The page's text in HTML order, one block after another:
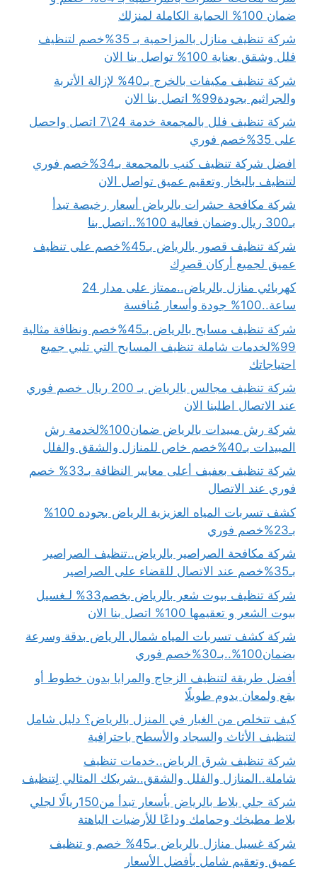
ضمان 100% الحماية الكاملة لمنزلك
شركة تنظيف منازل بالمزاحمية بـ 35%خصم لتنظيف
فلل وشقق بعناية 100% تواصل بنا الان
شركة تنظيف مكيفات بالخرج بـ40% لإزالة الأتربة
والجراثيم بجودة99% اتصل بنا الان
شركة تنظيف فلل بالمجمعة خدمة 24\7 اتصل واحصل
على 35%خصم فوري
افضل شركة تنظيف كنب بالمجمعة بـ34%خصم فوري
لتنظيف بالبخار وتعقيم عميق تواصل الان
شركة مكافحة حشرات بالرياض أسعار رخيصة تبدأ
بـ300 ريال وضمان فعالية 100%..اتصل بنا
شركة تنظيف قصور بالرياض بـ45%خصم على تنظيف
عميق لجميع أركان قصرِك
كهربائي منازل بالرياض..ممتاز على مدار 24
ساعة..100% جودة وأسعار مُنافسة
شركة تنظيف مسابح بالرياض بـ45%خصم ونظافة مثالية
99%لخدمات شاملة تنظيف المسابح التي تلبي جميع
احتياجاتك
شركة تنظيف مجالس بالرياض بـ 200 ريال خصم فوري
عند الاتصال اطلبنا الان
شركة رش مبيدات بالرياض ضمان100%لخدمة رش
المبيدات بـ40%خصم خاص للمنازل والشقق والفلل
شركة تنظيف بعفيف أعلى معايير النظافة بـ33% خصم
فوري عند الاتصال
كشف تسربات المياه العزيزية الرياض بجوده 100%
بـ23%خصم فوري
شركة مكافحة الصراصير بالرياض..تنظيف الصراصير
بـ35%خصم عند الاتصال للقضاء على الصراصير
شركة تنظيف بيوت شعر بالرياض بخصم33% لـغسيل
بيوت الشعر و تعقيمها 100% اتصل بنا الان
شركة كشف تسربات المياه شمال الرياض بدقة وسرعة
بضمان100%..بـ30%خصم فوري
أفضل طريقة لتنظيف الزجاج والمرايا بدون خطوط أو
بقع ولمعان يدوم طويلًا
كيف تتخلص من الغبار في المنزل بالرياض؟ دليل شامل
لتنظيف الأثاث والسجاد والأسطح باحترافية
شركة تنظيف شرق الرياض..خدمات تنظيف
شاملة..المنازل والفلل والشقق..شريكك المثالي لِتنظيف
شركة جلي بلاط بالرياض بأسعار تبدأ من150ريالًا لجلي
بلاط مطبخك وحمامك وداعًا للأرضيات الباهتة
شركة غسيل منازل بالرياض بـ45% خصم و تنظيف
عميق وتعقيم شامل بأفضل الأسعار